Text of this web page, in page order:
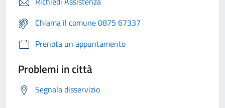
Chiama il comune 0875 67337
Prenota un appuntamento
Problemi in città
Segnala disservizio